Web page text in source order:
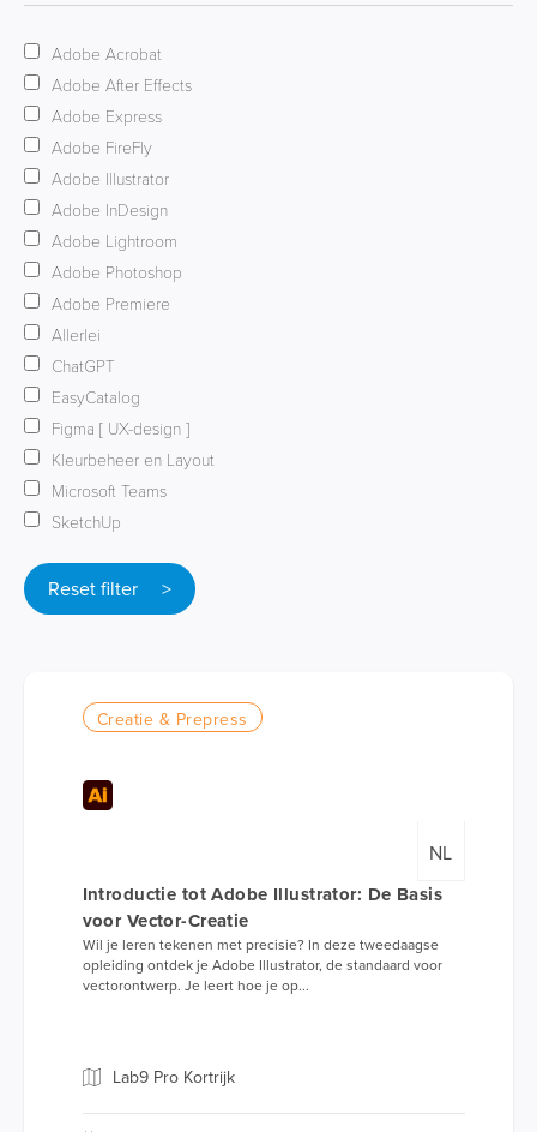
Adobe Acrobat
Adobe After Effects
Adobe Express
Adobe FireFly
Adobe Illustrator
Adobe InDesign
Adobe Lightroom
Adobe Photoshop
Adobe Premiere
Allerlei
ChatGPT
EasyCatalog
Figma [ UX-design ]
Kleurbeheer en Layout
Microsoft Teams
SketchUp
Reset filter >
Creatie & Prepress
NL
Introductie tot Adobe Illustrator: De Basis
voor Vector-Creatie
Wil je leren tekenen met precisie? In deze tweedaagse
opleiding ontdek je Adobe Illustrator, de standaard voor
vectorontwerp. Je leert hoe je op...
Lab9 Pro Kortrijk